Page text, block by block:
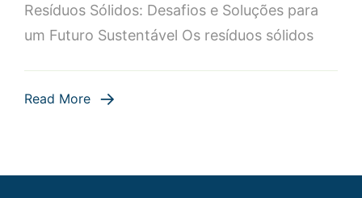
Dicas
e
Resíduos Sólidos: Desafios e Soluções para
um Futuro Sustentável Os resíduos sólidos
Read More